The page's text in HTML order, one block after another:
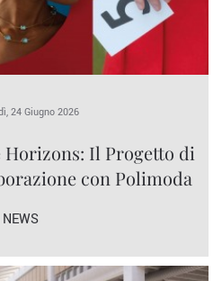
24 Giugno 2026
Il Progetto di
con Polimoda
NEWS